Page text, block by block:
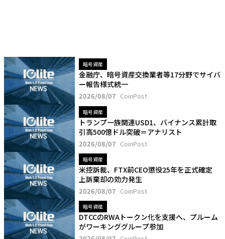
暗号資産
金融庁、暗号資産交換業者等17分野でサイバ
ー報告様式統一
2026/08/07 CoinPost
暗号資産
トランプ一族関連USD1、バイナンス累計取
引高500億ドル突破＝アナリスト
2026/08/07 CoinPost
暗号資産
米控訴裁、FTX前CEO懲役25年を正式確定
上訴棄却の効力発生
2026/08/07 CoinPost
暗号資産
DTCCのRWAトークン化を支援へ、プルーム
がワーキンググループ参加